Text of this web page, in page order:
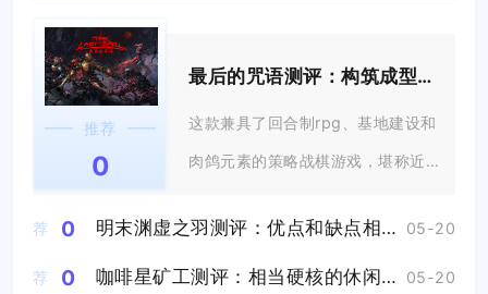
推荐
0
最后的咒语测评：构筑成型时溢于言表的成就感将直击心灵
这款兼具了回合制rpg、基地建设和
肉鸽元素的策略战棋游戏，堪称近
荐
0 明末渊虚之羽测评：优点和缺点相比瑕不掩瑜 05-20
荐 0 咖啡星矿工测评：相当硬核的休闲游戏 05-20